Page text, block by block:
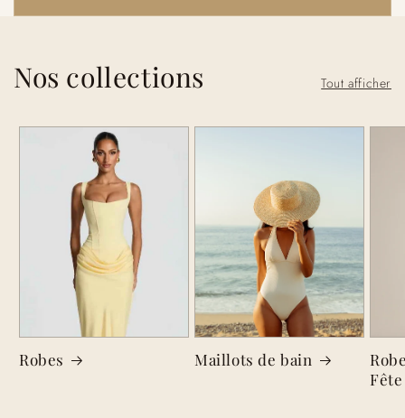
Nos collections Tout afficher
Robes Maillots de bain
Fête